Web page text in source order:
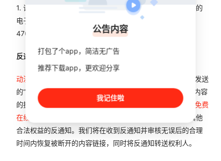
1. 请将电子版权利通知，及加盖印章或摁上手印的纸面文件的
电子扫描文档（彩色）发送至我们的联系邮箱：
470688047@qq.com
；
反通知：
动漫库动漫-专注动漫的网站-免费在线观看动漫
根据权利人发送
的“权利通知”断开相关内容的链接的，被断开链接的网站或内容
的拥有者或管理员可以依法向动漫库动漫-专注动漫的网站-免费
在线观看动漫
发出关于被断开链接的内容不侵犯著作权或其他
合法权益的反通知。我们将在收到反通知并审核无误后的合理
时间内恢复被断开的内容链接，同时将反通知转送权利人。
公告内容
打包了个app，简洁无广告
推荐下载app，更欢迎分享
我记住啦